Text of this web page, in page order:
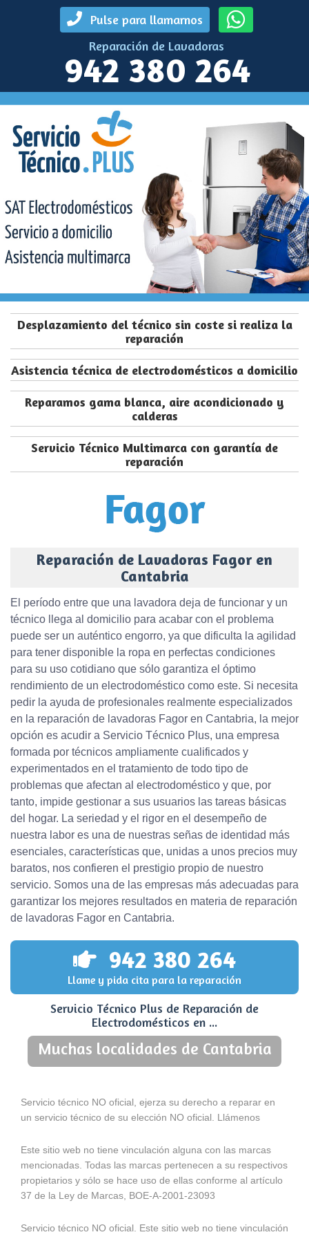
Pulse para llamarnos
Reparación de Lavadoras
942 380 264
Desplazamiento del técnico sin coste si realiza la
reparación
Asistencia técnica de electrodomésticos a domicilio
Reparamos gama blanca, aire acondicionado y
calderas
Servicio Técnico Multimarca con garantía de
reparación
Reparación de Lavadoras Fagor en
Cantabria
El período entre que una lavadora deja de funcionar y un
técnico llega al domicilio para acabar con el problema
puede ser un auténtico engorro, ya que dificulta la agilidad
para tener disponible la ropa en perfectas condiciones
para su uso cotidiano que sólo garantiza el óptimo
rendimiento de un electrodoméstico como este. Si necesita
pedir la ayuda de profesionales realmente especializados
en la reparación de lavadoras Fagor en Cantabria, la mejor
opción es acudir a Servicio Técnico Plus, una empresa
formada por técnicos ampliamente cualificados y
experimentados en el tratamiento de todo tipo de
problemas que afectan al electrodoméstico y que, por
tanto, impide gestionar a sus usuarios las tareas básicas
del hogar. La seriedad y el rigor en el desempeño de
nuestra labor es una de nuestras señas de identidad más
esenciales, características que, unidas a unos precios muy
baratos, nos confieren el prestigio propio de nuestro
servicio. Somos una de las empresas más adecuadas para
garantizar los mejores resultados en materia de reparación
de lavadoras Fagor en Cantabria.
942 380 264
Llame y pida cita para la reparación
Servicio Técnico Plus de Reparación de
Electrodomésticos en ...
Muchas localidades de Cantabria
Servicio técnico NO oficial, ejerza su derecho a reparar en
un servicio técnico de su elección NO oficial. Llámenos
Este sitio web no tiene vinculación alguna con las marcas
mencionadas. Todas las marcas pertenecen a su respectivos
propietarios y sólo se hace uso de ellas conforme al artículo
37 de la Ley de Marcas, BOE-A-2001-23093
Servicio técnico NO oficial. Este sitio web no tiene vinculación